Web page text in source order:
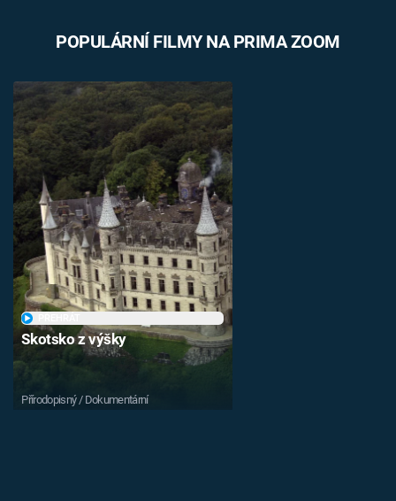
POPULÁRNÍ FILMY NA PRIMA ZOOM
Skotsko z výšky
Přírodopisný / Dokumentární